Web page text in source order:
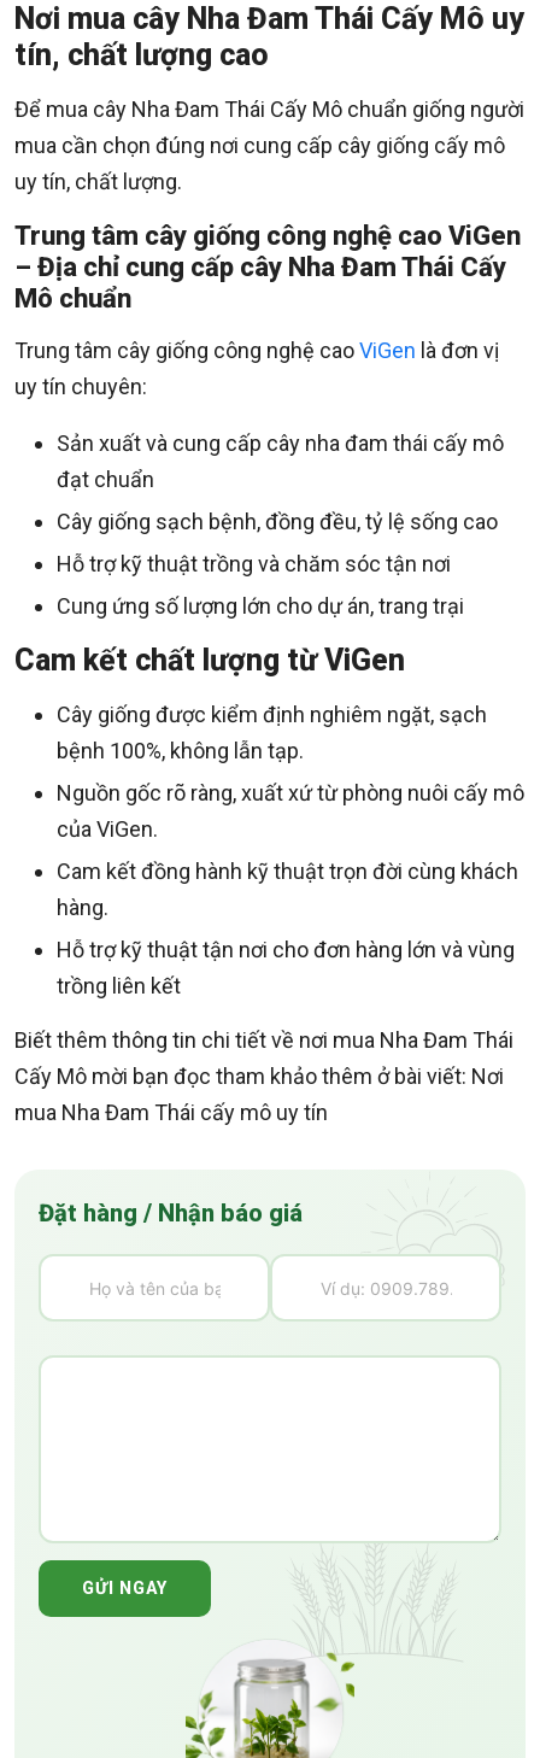
Nơi mua cây Nha Đam Thái Cấy Mô uy
tín, chất lượng cao
Để mua cây Nha Đam Thái Cấy Mô chuẩn giống người
mua cần chọn đúng nơi cung cấp cây giống cấy mô
uy tín, chất lượng.
Trung tâm cây giống công nghệ cao ViGen
– Địa chỉ cung cấp cây Nha Đam Thái Cấy
Mô chuẩn
Trung tâm cây giống công nghệ caoViGen là đơn vị
uy tín chuyên:
Sản xuất và cung cấp cây nha đam thái cấy mô
đạt chuẩn
Cây giống sạch bệnh, đồng đều, tỷ lệ sống cao
Hỗ trợ kỹ thuật trồng và chăm sóc tận nơi
Cung ứng số lượng lớn cho dự án, trang trại
Cam kết chất lượng từ ViGen
Cây giống được kiểm định nghiêm ngặt, sạch
bệnh 100%, không lẫn tạp.
Nguồn gốc rõ ràng, xuất xứ từ phòng nuôi cấy mô
của ViGen.
Cam kết đồng hành kỹ thuật trọn đời cùng khách
hàng.
Hỗ trợ kỹ thuật tận nơi cho đơn hàng lớn và vùng
trồng liên kết
Biết thêm thông tin chi tiết về nơi mua Nha Đam Thái
Cấy Mô mời bạn đọc tham khảo thêm ở bài viết: Nơi
mua Nha Đam Thái cấy mô uy tín
Đặt hàng / Nhận báo giá
GỬI NGAY